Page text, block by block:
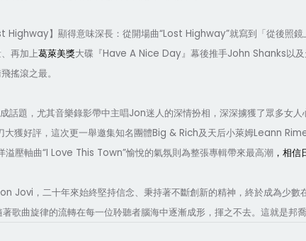
Highway 】顯得意味深長：從 開場曲“Lost Highway”就寫到「從後照
再加上葛萊美獎大碟『Have A Nice Day 』幕後推手John Shanks 以
搖滾之最。
話題，尤其音樂錄影帶中主唱Jon迷人的深情扮相，深深擄獲了眾多女人
大獲好評，這次更一舉邀集知名團體Big & Rich及天后小萊姆Leann
溢壓軸曲“I Love This Town”愉悅的氣氛則為整張專輯帶來最高潮 ，相信
Jovi ，二十年來始終堅持信念、秉持著不斷創新的精神，終於成為少數
歌曲旋律的流轉在每一位聆聽者腦海中逐漸成形，揮之不去。這就是邦喬